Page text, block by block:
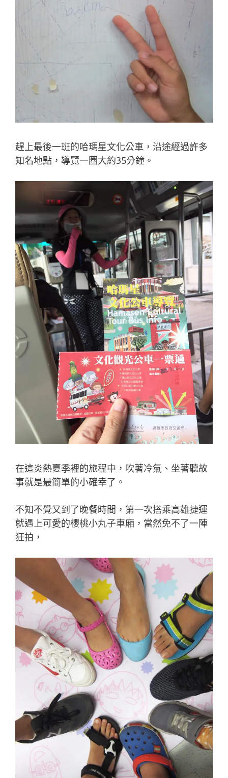
趕上最後一班的哈瑪星文化公車，沿途經過許多
知名地點，導覽一圈大約35分鐘。
在這炎熱夏季裡的旅程中，吹著冷氣、坐著聽故
事就是最簡單的小確幸了。
不知不覺又到了晚餐時間，第一次搭乘高雄捷運
就遇上可愛的櫻桃小丸子車廂，當然免不了一陣
狂拍，